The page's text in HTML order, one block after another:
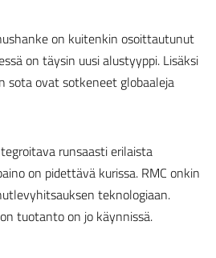
on kuitenkin osoittautunut
on täysin uusi alustyyppi. Lisäksi
sota ovat sotkeneet globaaleja
runsaasti erilaista
on pidettävä kurissa. RMC onkin
teknologiaan.
tuotanto on jo käynnissä.